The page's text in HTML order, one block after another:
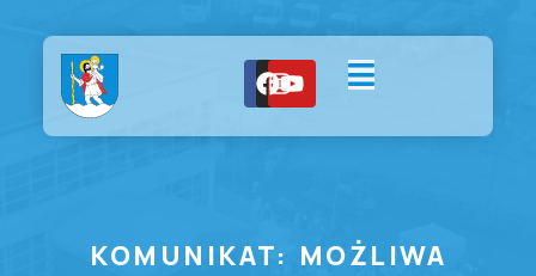
KOMUNIKAT: MOŻLIWA